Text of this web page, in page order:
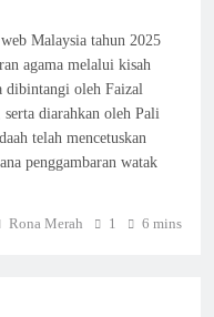
Malaysia tahun 2025
agama melalui kisah
dibintangi oleh Faizal
diarahkan oleh Pali
telah mencetuskan
penggambaran watak
Rona Merah 1 6 mins